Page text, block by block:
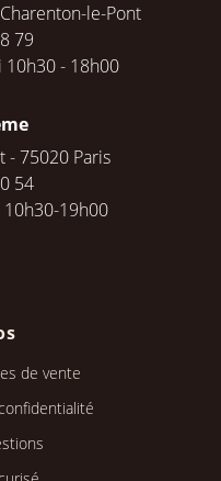
le-Pont
79
10h30 - 18h00
- 75020 Paris
54
10h30-19h00
de vente